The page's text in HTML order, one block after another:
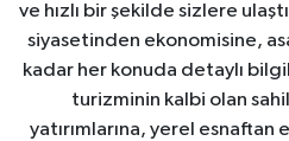
ve hızlı bir şekilde sizlere
siyasetinden ekonomisine,
kadar her konuda detaylı
turizminin kalbi olan
yatırımlarına, yerel